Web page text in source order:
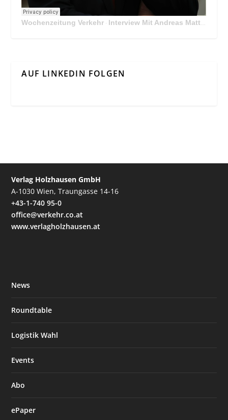
Wochenzeitung Verkehr · Interview Mit Andreas Matthä, CEO der ÖBB Holding
AUF LINKEDIN FOLGEN
Verlag Holzhausen GmbH
A-1030 Wien, Traungasse 14-16
+43-1-740 95-0
office@verkehr.co.at
www.verlagholzhausen.at
News
Roundtable
Logistik Wahl
Events
Abo
ePaper